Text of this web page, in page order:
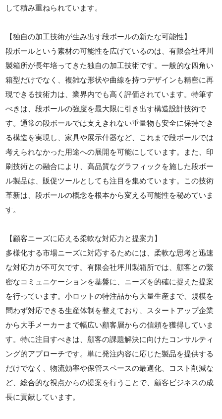
して積み重ねられています。
【独自の加工技術が生み出す段ボールの新たな可能性】
段ボールという素材の可能性を広げているのは、有限会社坪川
製箱所が長年培ってきた独自の加工技術です。一般的な四角い
箱型だけでなく、複雑な形状や曲線を持つデザインも精密に再
現できる技術力は、業界内でも高く評価されています。特筆す
べきは、段ボールの強度を最大限に引き出す構造設計技術で
す。通常の段ボールでは支えきれない重量物も安全に保持でき
る構造を実現し、家具や展示什器など、これまで段ボールでは
考えられなかった用途への展開を可能にしています。また、印
刷技術との融合により、高品質なグラフィックを施した段ボー
ル製品は、販促ツールとしても注目を集めています。この技術
革新は、段ボールの概念を根本から変える可能性を秘めていま
す。
【顧客ニーズに応える柔軟な対応力と提案力】
多様化する市場ニーズに対応するためには、柔軟な思考と迅速
な対応力が不可欠です。有限会社坪川製箱所では、顧客との緊
密なコミュニケーションを基盤に、ニーズを的確に捉えた提案
を行っています。小ロットの特注品から大量生産まで、規模を
問わず対応できる生産体制を整えており、スタートアップ企業
から大手メーカーまで幅広い顧客層からの信頼を獲得していま
す。特に注目すべきは、顧客の課題解決に向けたコンサルティ
ング的アプローチです。単に発注内容に応じた製品を提供する
だけでなく、物流効率や保管スペースの最適化、コスト削減な
ど、総合的な視点からの提案を行うことで、顧客ビジネスの成
長に貢献しています。